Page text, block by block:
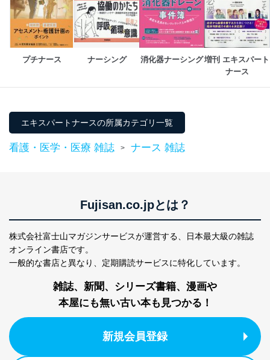
貴殿の個人情報及び当社の個人情報保護マネジメントシ
ステムに関するご相談及び苦情については以下までご連
絡ください。
適切、かつ迅速に対応させていただきます。
株式会社富士山マガジンサービス 個人情報問い合わせ
係
e-mail： cs@fujisan.co.jp
制定：2005年4月1日
当社は以下の個人情報保護管理者を設置し、個人情報保
護管理者の責任のもと、個人情報を取得・アクセス・利
用・提供・管理いたします。
東京都渋谷区南平台町16-11
株式会社富士山マガジンサービス
代表取締役会長 西野 伸一郎
個人情報保護管理者: 経営管理グループディレクター 前
プチナース ナーシング 消化器ナーシング増刊 エキスパート
ナース
エキスパートナースの所属カテゴリ一覧
看護・医学・医療 雑誌 > ナース 雑誌
Fujisan.co.jpとは？
株式会社富士山マガジンサービスが運営する、
日本最大級の雑誌
オンライン書店です。
一般的な書店と異なり、 定期購読サービスに特化しています。
雑誌、新聞、シリーズ書籍、漫画や
本屋にも無い古い本も見つかる！
新規会員登録